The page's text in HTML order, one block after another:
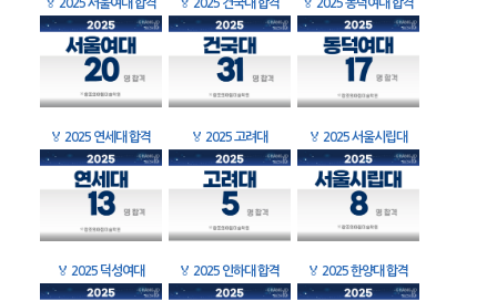
🏅 2025 서울여대 합격 🏅 2025 건국대 합격 🏅 2025 동덕여대 합격
🏅 2025 연세대 합격 🏅 2025 고려대 🏅 2025 서울시립대
🏅 2025 덕성여대 🏅 2025 인하대 합격 🏅 2025 한양대 합격